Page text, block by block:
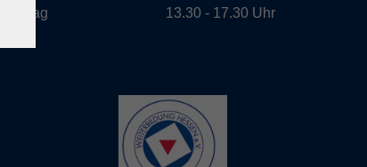
13.30 - 17.30 Uhr